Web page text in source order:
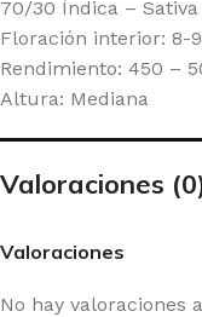
70/30 Índica – Sativa
Floración interior: 8-
Rendimiento: 450 –
Altura: Mediana
Valoraciones
Valoraciones
No hay valoraciones